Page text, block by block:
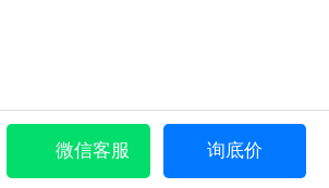
微信客服 询底价